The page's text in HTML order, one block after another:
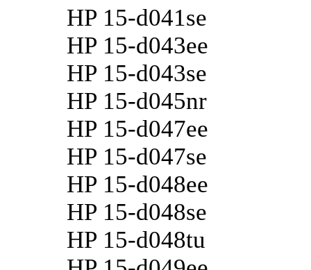
HP 15-d041se
HP 15-d043ee
HP 15-d043se
HP 15-d045nr
HP 15-d047ee
HP 15-d047se
HP 15-d048ee
HP 15-d048se
HP 15-d048tu